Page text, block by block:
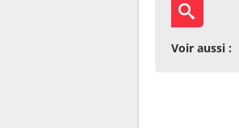
Voir aussi :